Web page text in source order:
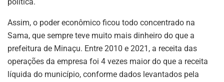
Assim, o poder econômico ficou todo concentrado na
Sama, que sempre teve muito mais dinheiro do que a
prefeitura de Minaçu. Entre 2010 e 2021, a receita das
operações da empresa foi 4 vezes maior do que a receita
líquida do município, conforme dados levantados pela